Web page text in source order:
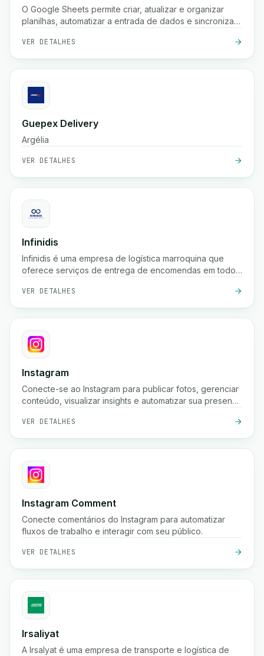
O Google Sheets permite criar, atualizar e organizar
planilhas, automatizar a entrada de dados e sincronizar
colaboração e insights.
VER DETALHES
Guepex Delivery
Argélia
VER DETALHES
Infinidis
Infinidis é uma empresa de logística marroquina que
oferece serviços de entrega de encomendas em todo
com opções de envio rápido como entrega em 24
horas e rastreamento em tempo real.
VER DETALHES
Instagram
Conecte-se ao Instagram para publicar fotos, gerenciar
conteúdo, visualizar insights e automatizar sua presença
VER DETALHES
Instagram Comment
Conecte comentários do Instagram para automatizar
fluxos de trabalho e interagir com seu público.
VER DETALHES
Irsaliyat
A Irsalyat é uma empresa de transporte e logística de